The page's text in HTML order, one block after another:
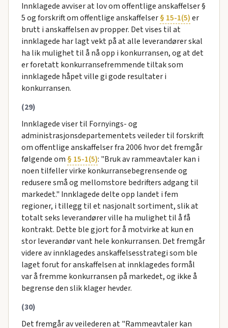
Innklagede avviser at lov om offentlige anskaffelser §
5 og forskrift om offentlige anskaffelser§ 15-1(5)er
brutt i anskaffelsen av propper. Det vises til at
innklagede har lagt vekt på at alle leverandører skal
ha lik mulighet til å nå opp i konkurransen, og at det
er foretatt konkurransefremmende tiltak som
innklagede håpet ville gi gode resultater i
konkurransen.
(29)
Innklagede viser til Fornyings- og
administrasjonsdepartementets veileder til forskrift
om offentlige anskaffelser fra 2006 hvor det fremgår
følgende om § 15-1(5): "Bruk av rammeavtaler kan i
noen tilfeller virke konkurransebegrensende og
redusere små og mellomstore bedrifters adgang til
markedet." Innklagede delte opp landet i fem
regioner, i tillegg til et nasjonalt sortiment, slik at
totalt seks leverandører ville ha mulighet til å få
kontrakt. Dette ble gjort for å motvirke at kun en
stor leverandør vant hele konkurransen. Det fremgår
videre av innklagedes anskaffelsesstrategi som ble
laget forut for anskaffelsen at innklagedes formål
var å fremme konkurransen på markedet, og ikke å
begrense den slik klager hevder.
(30)
Det fremgår av veilederen at "Rammeavtaler kan